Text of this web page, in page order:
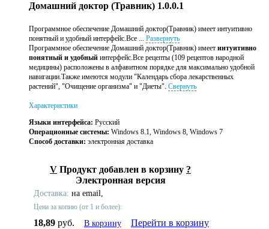
Домашний доктор (Травник) 1.0.0.1
Программное обеспечение Домашний доктор(Травник) имеет интуитивно
понятный и удобный интерфейс.Все ... Развернуть
Программное обеспечение Домашний доктор(Травник) имеет интуитивно
понятный и удобный интерфейс.Все рецепты (109 рецептов народной
медицины) расположены в алфавитном порядке для максимально удобной
навигации.Также имеются модули "Календарь сбора лекарственных
растений", "Очищение организма" и "Диеты". Свернуть
Характеристики
Языки интерфейса: Русский
Операционные системы: Windows 8.1, Windows 8, Windows 7
Способ доставки: электронная доставка
V Продукт добавлен в корзину ?
Электронная версия
Доставка: на email,
Цена за копию (от 1 и более):
18,89 руб. В корзину
Перейти в корзину